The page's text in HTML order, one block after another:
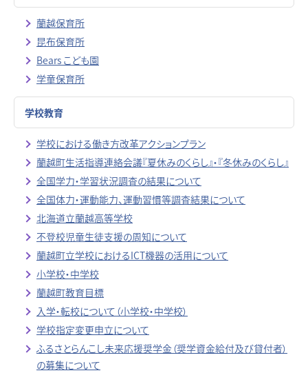
蘭越保育所
昆布保育所
Bears こども園
学童保育所
学校教育
学校における働き方改革アクションプラン
蘭越町生活指導連絡会議『夏休みのくらし』・『冬休みのくらし』
全国学力・学習状況調査の結果について
全国体力・運動能力、運動習慣等調査結果について
北海道立蘭越高等学校
不登校児童生徒支援の周知について
蘭越町立学校におけるICT機器の活用について
小学校・中学校
蘭越町教育目標
入学・転校について（小学校・中学校）
学校指定変更申立について
ふるさとらんこし未来応援奨学金（奨学資金給付及び貸付者）
の募集について